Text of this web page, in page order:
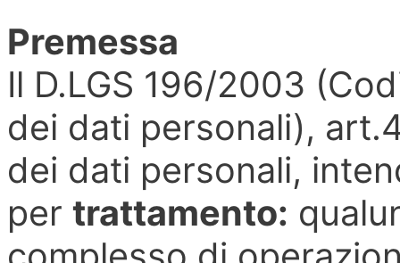
Premessa
Il D.LGS 196/2003
dei dati personali),
dei dati personali,
per trattamento: